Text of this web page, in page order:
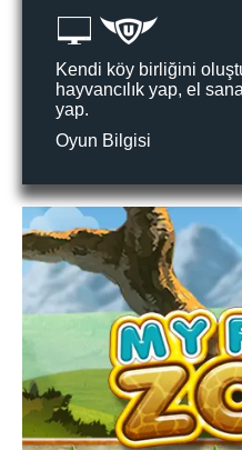
Kendi köy birliğini
hayvancılık yap, el
yap.
Oyun Bilgisi